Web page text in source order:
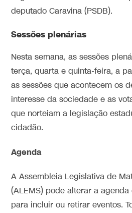
deputado Caravina (PSDB).
Sessões plenárias
Nesta semana, as sessões
terça, quarta e quinta-feira, a
as sessões que acontecem os
interesse da sociedade e as
que norteiam a legislação
cidadão.
Agenda
A Assembleia Legislativa de
(ALEMS) pode alterar a
para incluir ou retirar eventos.